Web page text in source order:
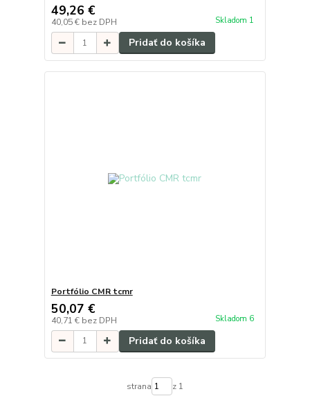
49,26 €
40,05 € bez DPH Skladom 1
Pridať do košíka
Portfólio CMR tcmr
50,07 €
40,71 € bez DPH Skladom 6
Pridať do košíka
strana z 1